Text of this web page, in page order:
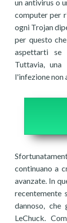
un antivirus o
computer per
ogni Trojan
per questo
aspettarti se
Tuttavia, una
l'infezione non
continuano a
avanzate. In
recentemente
dannoso,
LeChuck.